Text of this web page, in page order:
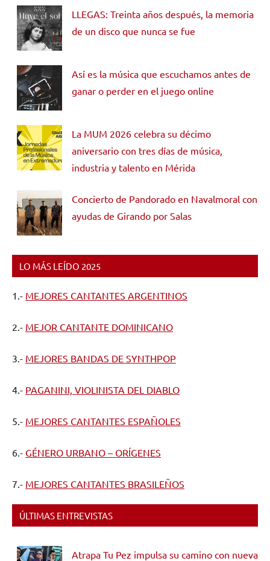
LLEGAS: Treinta años después, la memoria
de un disco que nunca se fue
Así es la música que escuchamos antes de
ganar o perder en el juego online
La MUM 2026 celebra su décimo
aniversario con tres días de música,
industria y talento en Mérida
Concierto de Pandorado en Navalmoral con
ayudas de Girando por Salas
LO MÁS LEÍDO 2025
1.- MEJORES CANTANTES ARGENTINOS
2.- MEJOR CANTANTE DOMINICANO
3.- MEJORES BANDAS DE SYNTHPOP
4.- PAGANINI, VIOLINISTA DEL DIABLO
5.- MEJORES CANTANTES ESPAÑOLES
6.- GÉNERO URBANO – ORÍGENES
7.- MEJORES CANTANTES BRASILEÑOS
ÚLTIMAS ENTREVISTAS
Atrapa Tu Pez impulsa su camino con nueva